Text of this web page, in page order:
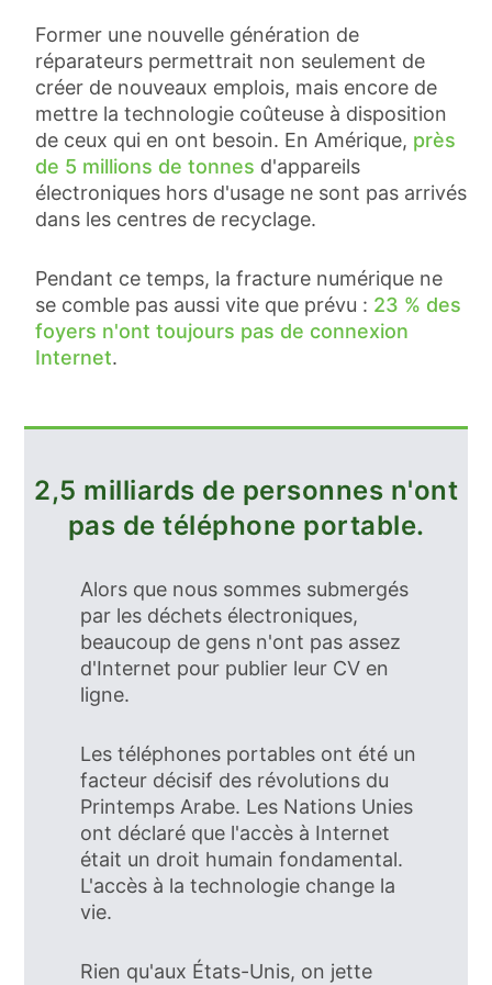
Former une nouvelle génération de
réparateurs permettrait non seulement de
créer de nouveaux emplois, mais encore de
mettre la technologie coûteuse à disposition
de ceux qui en ont besoin. En Amérique, près
de 5 millions de tonnes d'appareils
électroniques hors d'usage ne sont pas arrivés
dans les centres de recyclage.
Pendant ce temps, la fracture numérique ne
se comble pas aussi vite que prévu : 23 % des
foyers n'ont toujours pas de connexion
Internet.
2,5 milliards de personnes n'ont
pas de téléphone portable.
Alors que nous sommes submergés
par les déchets électroniques,
beaucoup de gens n'ont pas assez
d'Internet pour publier leur CV en
ligne.
Les téléphones portables ont été un
facteur décisif des révolutions du
Printemps Arabe. Les Nations Unies
ont déclaré que l'accès à Internet
était un droit humain fondamental.
L'accès à la technologie change la
vie.
Rien qu'aux États-Unis, on jette